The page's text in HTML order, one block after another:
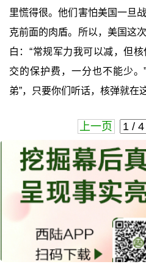
里慌得很。他们害怕美国一旦
克前面的肉盾。所以，美国这
白：“常规军力我可以减，但
交的保护费，一分也不能少
弟”，只要你们听话，核弹就在
上一页